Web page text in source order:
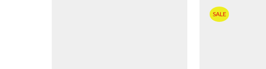
SALE